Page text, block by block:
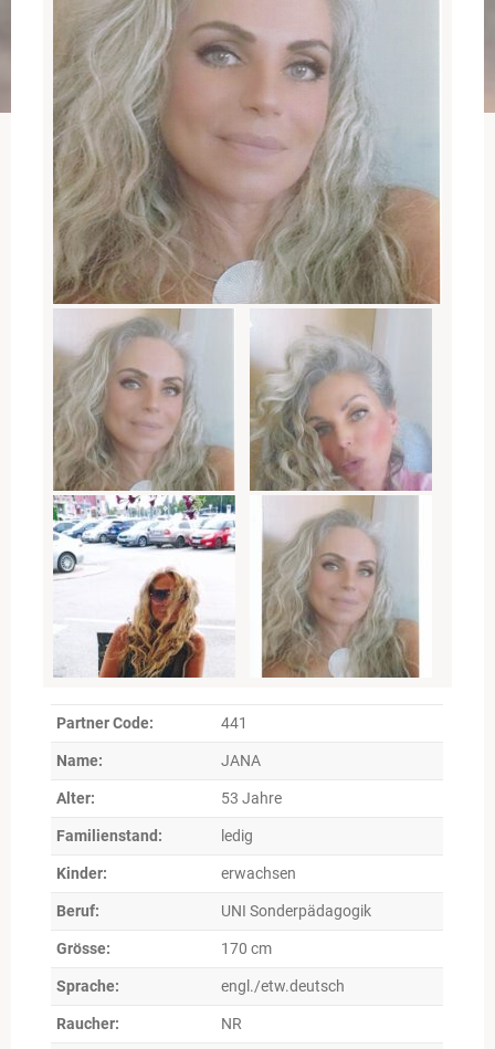
Partner Code: 441
Name: JANA
Alter: 53 Jahre
Familienstand: ledig
Kinder: erwachsen
Beruf: UNI Sonderpädagogik
Grösse: 170 cm
Sprache: engl./etw.deutsch
Raucher: NR